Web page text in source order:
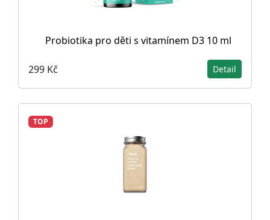
Probiotika pro děti s vitamínem D3 10 ml
299 Kč Detail
TOP